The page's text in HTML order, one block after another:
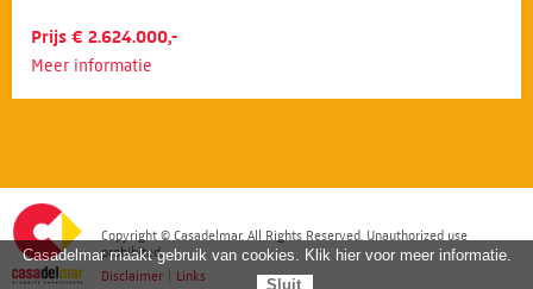
Prijs € 2.624.000,-
Meer informatie
Copyright © Casadelmar. All Rights Reserved. Unauthorized use
prohibited.
Disclaimer | Links
Casadelmar maakt gebruik van cookies. Klik hier voor meer informatie.
Sluit